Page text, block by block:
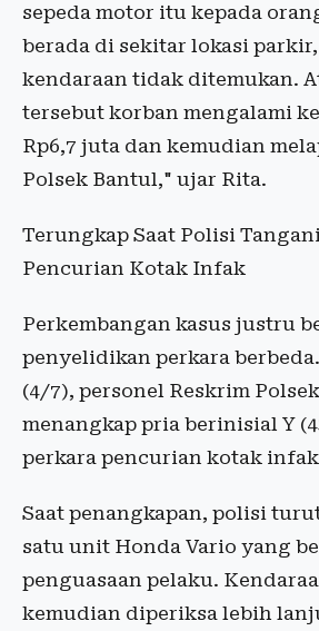
sepeda motor itu kepada
berada di sekitar lokasi
kendaraan tidak ditemukan.
tersebut korban mengalami
Rp6,7 juta dan kemudian
Polsek Bantul," ujar Rita.
Terungkap Saat Polisi
Pencurian Kotak Infak
Perkembangan kasus justru
penyelidikan perkara
(4/7), personel Reskrim
menangkap pria berinisial Y
perkara pencurian kotak
Saat penangkapan, polisi
satu unit Honda Vario yang
penguasaan pelaku.
kemudian diperiksa lebih